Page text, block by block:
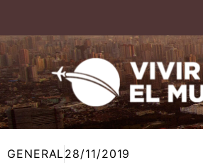
contenido
GENERAL28/11/2019